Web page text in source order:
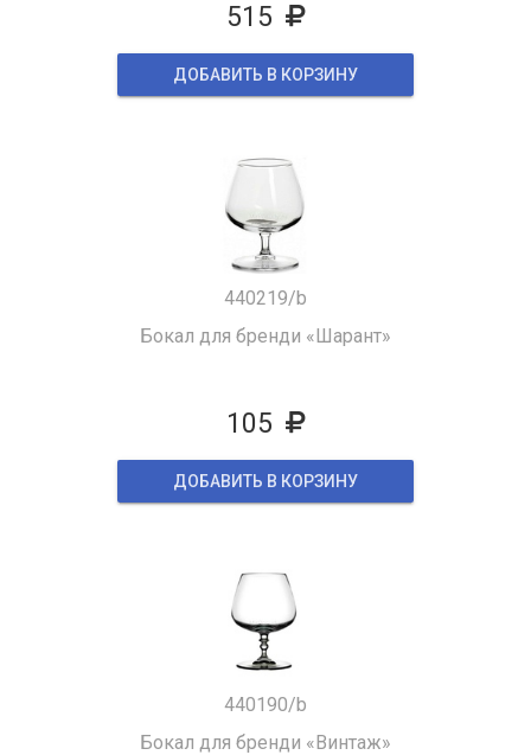
515
ДОБАВИТЬ В КОРЗИНУ
440219/b
Бокал для бренди «Шарант»
105
ДОБАВИТЬ В КОРЗИНУ
440190/b
Бокал для бренди «Винтаж»